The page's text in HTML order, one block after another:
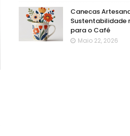
Canecas
Sustentabilidade
para o Café
Maio 22, 2026